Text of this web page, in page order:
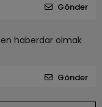
Gönder
haberdar olmak
Gönder